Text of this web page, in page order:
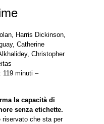
Harris Dickinson,
Catherine
Christopher
119 minuti –
la capacità di
senza etichette.
riservato che sta per